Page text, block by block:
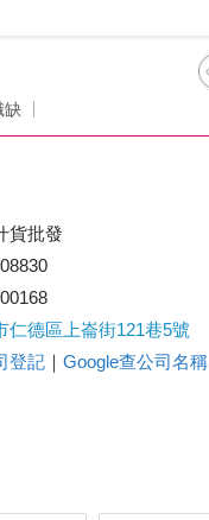
缺
貨批發
仁德區上崙街121巷5號
登記 ｜ Google查公司名稱